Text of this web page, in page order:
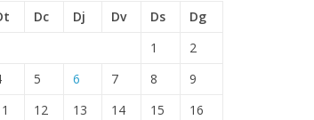
Dc Dj Dv Ds
Dg
1
2
5 6 7 8
9
12 13 14 15
16